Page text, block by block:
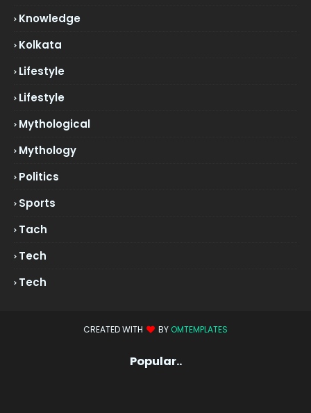
Knowledge
Kolkata
Lifestyle
Lifestyle
Mythological
Mythology
Politics
Sports
Tach
Tech
Tech
CREATED WITH BY OMTEMPLATES
Popular..